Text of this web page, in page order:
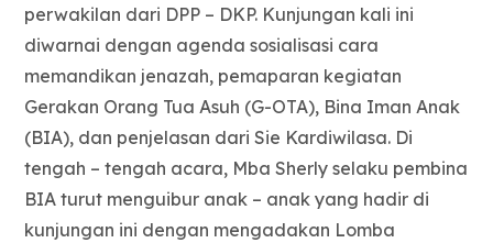
perwakilan dari DPP – DKP. Kunjungan kali ini
diwarnai dengan agenda sosialisasi cara
memandikan jenazah, pemaparan kegiatan
Gerakan Orang Tua Asuh (G-OTA), Bina Iman Anak
(BIA), dan penjelasan dari Sie Kardiwilasa. Di
tengah – tengah acara, Mba Sherly selaku pembina
BIA turut menguibur anak – anak yang hadir di
kunjungan ini dengan mengadakan Lomba